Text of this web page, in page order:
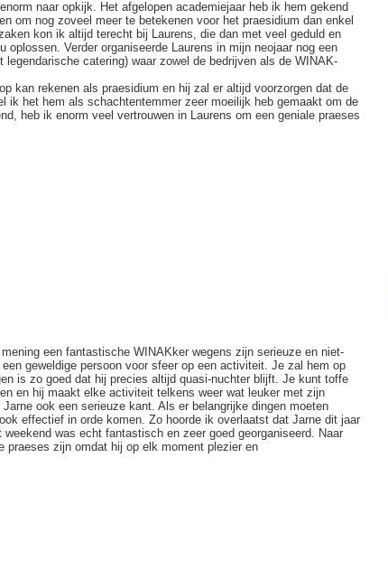
naar opkijk. Het afgelopen academiejaar heb ik hem gekend
om nog zoveel meer te betekenen voor het praesidium dan enkel
kon ik altijd terecht bij Laurens, die dan met veel geduld en
oplossen. Verder organiseerde Laurens in mijn neojaar nog een
catering) waar zowel de bedrijven als de WINAK-
kan rekenen als praesidium en hij zal er altijd voorzorgen dat de
ik het hem als schachtentemmer zeer moeilijk heb gemaakt om de
heb ik enorm veel vertrouwen in Laurens om een geniale praeses
een fantastische WINAKker wegens zijn serieuze en niet-
geweldige persoon voor sfeer op een activiteit. Je zal hem op
is zo goed dat hij precies altijd quasi-nuchter blijft. Je kunt toffe
en hij maakt elke activiteit telkens weer wat leuker met zijn
ook een serieuze kant. Als er belangrijke dingen moeten
effectief in orde komen. Zo hoorde ik overlaatst dat Jarne dit jaar
was echt fantastisch en zeer goed georganiseerd. Naar
praeses zijn omdat hij op elk moment plezier en